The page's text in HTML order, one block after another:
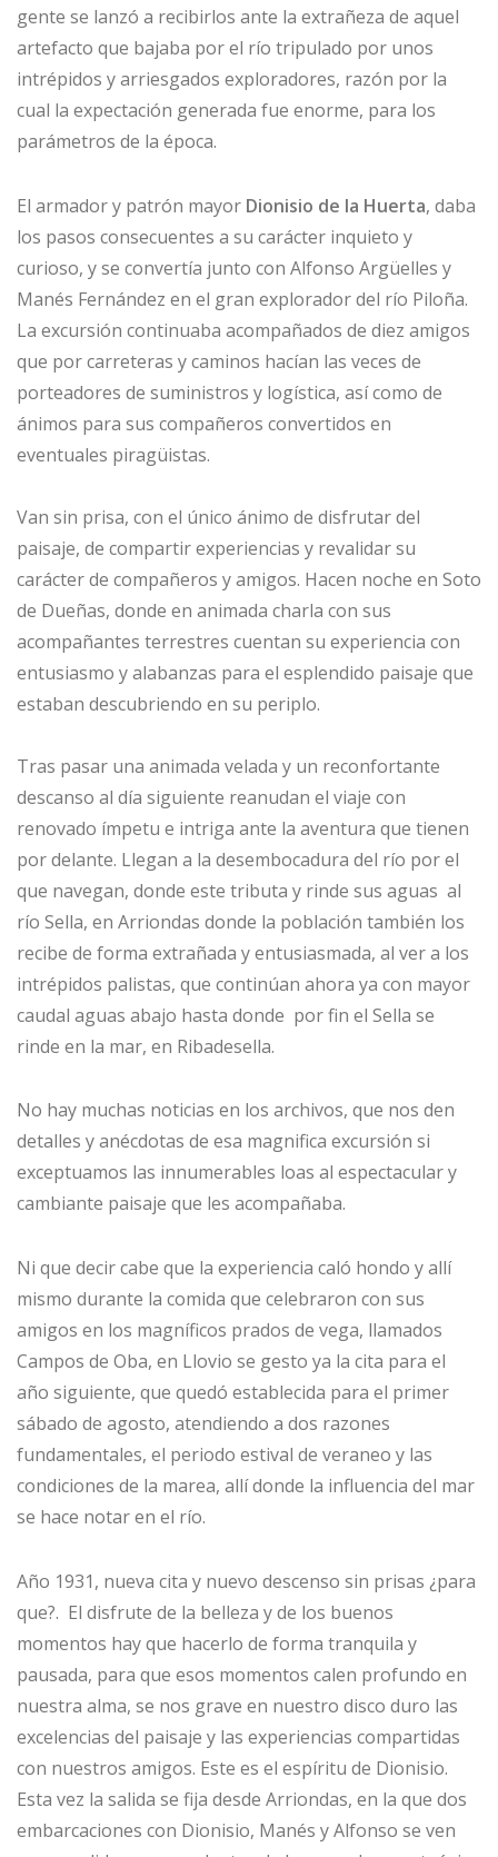
gente se lanzó a recibirlos ante la extrañeza de aquel
artefacto que bajaba por el río tripulado por unos
intrépidos y arriesgados exploradores, razón por la
cual la expectación generada fue enorme, para los
parámetros de la época.
El armador y patrón mayor Dionisio de la Huerta, daba
los pasos consecuentes a su carácter inquieto y
curioso, y se convertía junto con Alfonso Argüelles y
Manés Fernández en el gran explorador del río Piloña.
La excursión continuaba acompañados de diez amigos
que por carreteras y caminos hacían las veces de
porteadores de suministros y logística, así como de
ánimos para sus compañeros convertidos en
eventuales piragüistas.
Van sin prisa, con el único ánimo de disfrutar del
paisaje, de compartir experiencias y revalidar su
carácter de compañeros y amigos. Hacen noche en Soto
de Dueñas, donde en animada charla con sus
acompañantes terrestres cuentan su experiencia con
entusiasmo y alabanzas para el esplendido paisaje que
estaban descubriendo en su periplo.
Tras pasar una animada velada y un reconfortante
descanso al día siguiente reanudan el viaje con
renovado ímpetu e intriga ante la aventura que tienen
por delante. Llegan a la desembocadura del río por el
que navegan, donde este tributa y rinde sus aguas al
río Sella, en Arriondas donde la población también los
recibe de forma extrañada y entusiasmada, al ver a los
intrépidos palistas, que continúan ahora ya con mayor
caudal aguas abajo hasta donde por fin el Sella se
rinde en la mar, en Ribadesella.
No hay muchas noticias en los archivos, que nos den
detalles y anécdotas de esa magnifica excursión si
exceptuamos las innumerables loas al espectacular y
cambiante paisaje que les acompañaba.
Ni que decir cabe que la experiencia caló hondo y allí
mismo durante la comida que celebraron con sus
amigos en los magníficos prados de vega, llamados
Campos de Oba, en Llovio se gesto ya la cita para el
año siguiente, que quedó establecida para el primer
sábado de agosto, atendiendo a dos razones
fundamentales, el periodo estival de veraneo y las
condiciones de la marea, allí donde la influencia del mar
se hace notar en el río.
Año 1931, nueva cita y nuevo descenso sin prisas ¿para
que?. El disfrute de la belleza y de los buenos
momentos hay que hacerlo de forma tranquila y
pausada, para que esos momentos calen profundo en
nuestra alma, se nos grave en nuestro disco duro las
excelencias del paisaje y las experiencias compartidas
con nuestros amigos. Este es el espíritu de Dionisio.
Esta vez la salida se fija desde Arriondas, en la que dos
embarcaciones con Dionisio, Manés y Alfonso se ven